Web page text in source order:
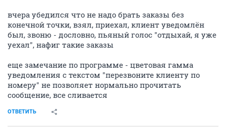
вчера убедился что не надо брать заказы без
конечной точки, взял, приехал, клиент уведомлён
был, звоню - дословно, пьяный голос "отдыхай, я уже
уехал", нафиг такие заказы
еще замечание по программе - цветовая гамма
уведомления с текстом "перезвоните клиенту по
номеру" не позволяет нормально прочитать
сообщение, все сливается
ОТВЕТИТЬ